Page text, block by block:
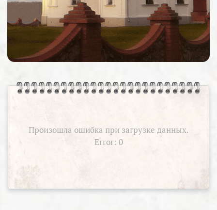
Произошла ошибка при загрузке данных.
Error: 0